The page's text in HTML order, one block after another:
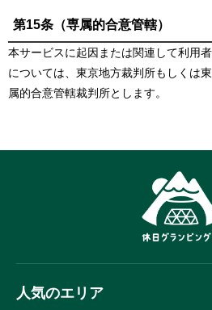
第15条（専属的合意管轄）
本サービスに起因または関連して利用
については、東京地方裁判所もしくは
属的合意管轄裁判所とします。
人気のエリア